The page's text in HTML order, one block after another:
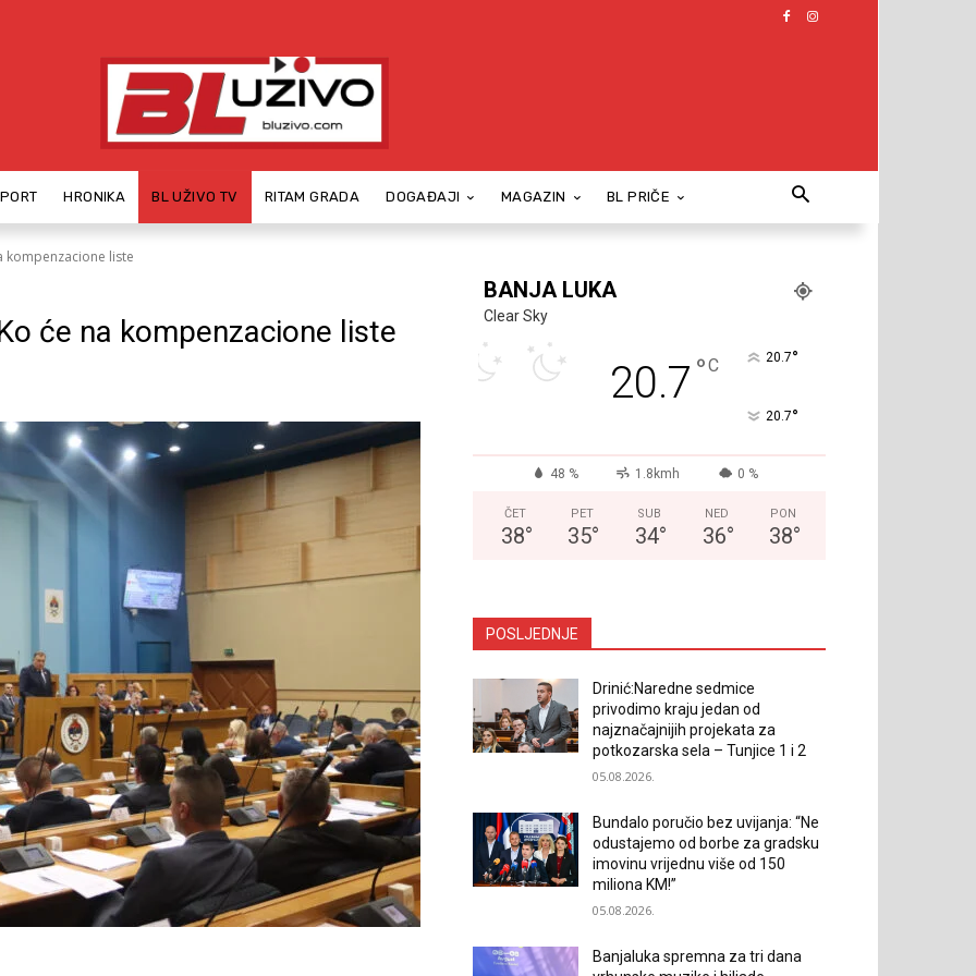
HRONIKA BL UŽIVO TV RITAM GRADA DOGAĐAJI MAGAZIN BL PRIČE
kompenzacione liste
će na kompenzacione liste
BANJA LUKA
Clear Sky
20.7 °C 20.7°
20.7°
48 % 1.8kmh 0 %
ČET
38°
PET
35°
SUB
34°
NED
36°
PON
38°
POSLJEDNJE
Drinić:Naredne sedmice
privodimo kraju jedan od
najznačajnijih projekata za
potkozarska sela – Tunjice 1 i 2
05.08.2026.
Bundalo poručio bez uvijanja: “Ne
odustajemo od borbe za gradsku
imovinu vrijednu više od 150
miliona KM!”
05.08.2026.
Banjaluka spremna za tri dana